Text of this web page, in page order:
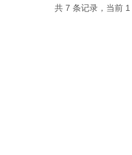
共 7 条记录，当前